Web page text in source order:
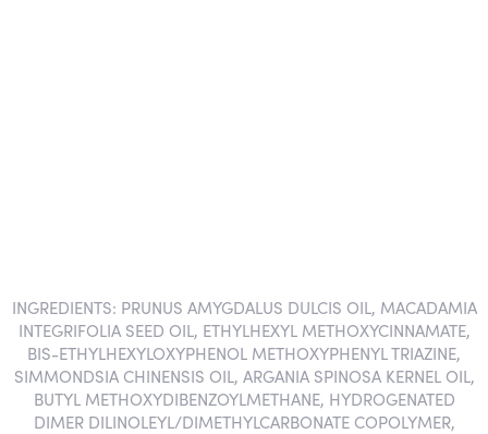
INGREDIENTS: PRUNUS AMYGDALUS DULCIS OIL, MACADAMIA
INTEGRIFOLIA SEED OIL, ETHYLHEXYL METHOXYCINNAMATE,
BIS-ETHYLHEXYLOXYPHENOL METHOXYPHENYL TRIAZINE,
SIMMONDSIA CHINENSIS OIL, ARGANIA SPINOSA KERNEL OIL,
BUTYL METHOXYDIBENZOYLMETHANE, HYDROGENATED
DIMER DILINOLEYL/DIMETHYLCARBONATE COPOLYMER,